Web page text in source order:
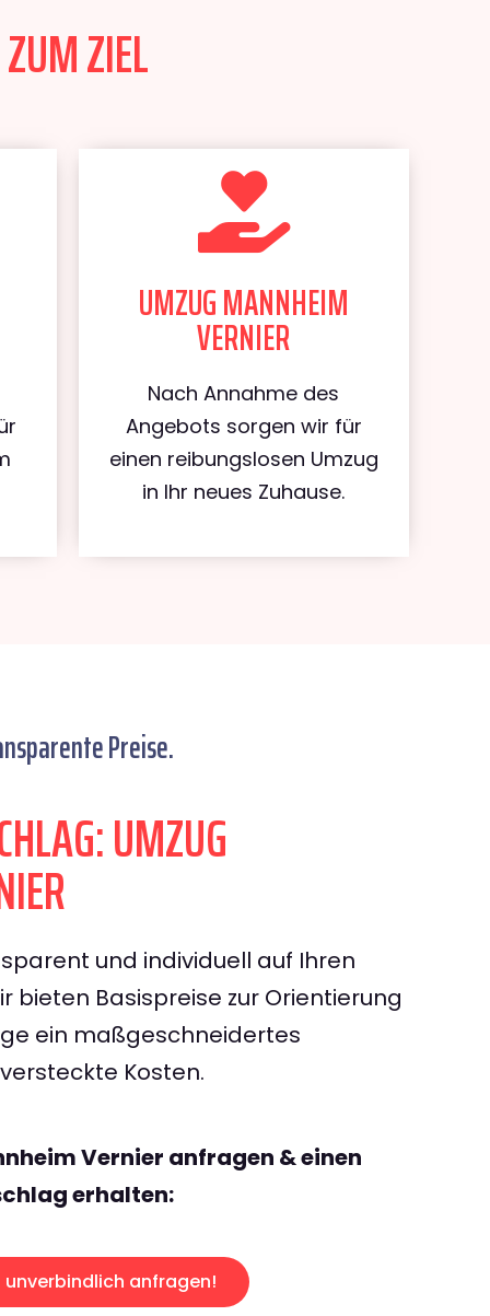
ZIEL
UMZUG MANNHEIM
VERNIER
Nach Annahme des
Angebots sorgen wir für
einen reibungslosen Umzug
in Ihr neues Zuhause.
Preise.
UMZUG
und individuell auf Ihren
bieten Basispreise zur Orientierung
ein maßgeschneidertes
Kosten.
Vernier anfragen & einen
erhalten:
unverbindlich anfragen!